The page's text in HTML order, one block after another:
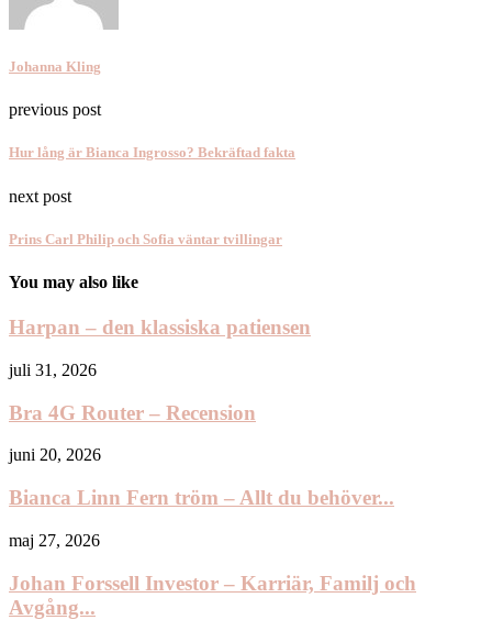
Johanna Kling
previous post
Hur lång är Bianca Ingrosso? Bekräftad fakta
next post
Prins Carl Philip och Sofia väntar tvillingar
You may also like
Harpan – den klassiska patiensen
juli 31, 2026
Bra 4G Router – Recension
juni 20, 2026
Bianca Linn Fern tröm – Allt du behöver...
maj 27, 2026
Johan Forssell Investor – Karriär, Familj och
Avgång...